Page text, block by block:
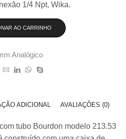
1/4 Npt, Wika.
AO CARRINHO
Analógico
ADICIONAL AVALIAÇÕES (0)
tubo Bourdon modelo 213.53